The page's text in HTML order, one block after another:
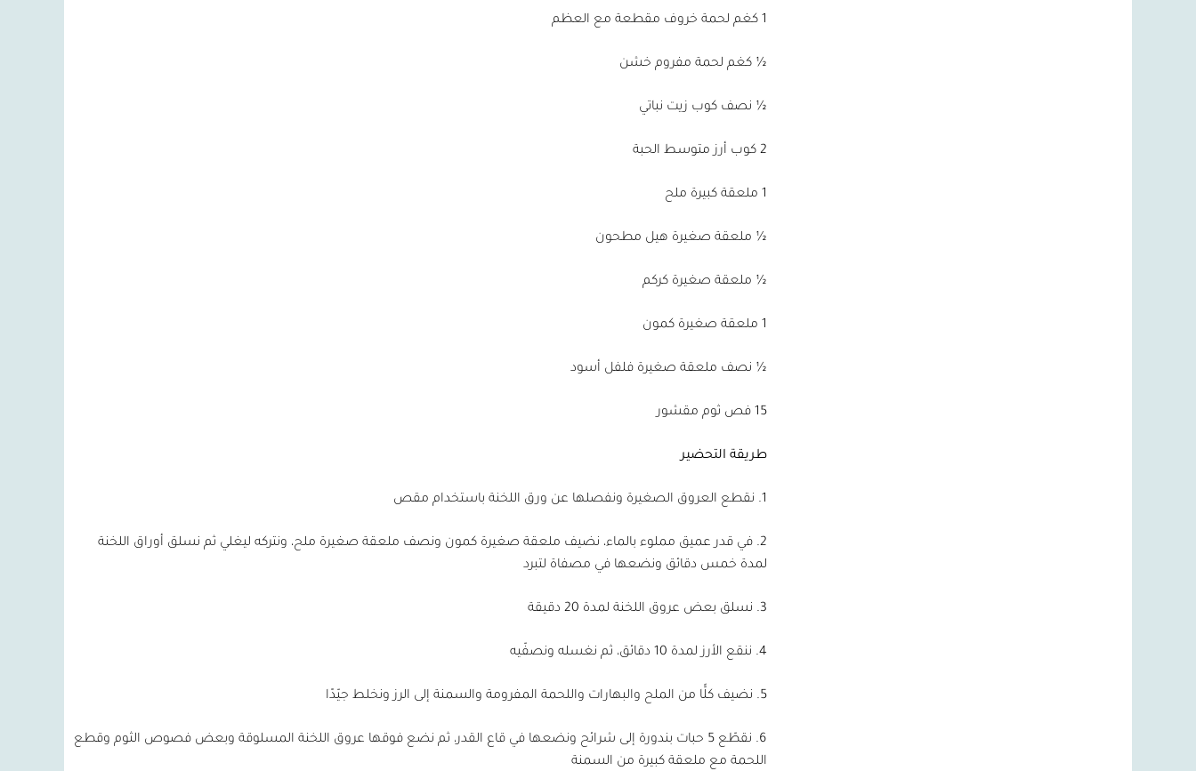
1 كغم لحمة خروف مقطعة مع العظم
½ كغم لحمة مفروم خشن
½ نصف كوب زيت نباتي
2 كوب أرز متوسط الحبة
1 ملعقة كبيرة ملح
½ ملعقة صغيرة هيل مطحون
½ ملعقة صغيرة كركم
1 ملعقة صغيرة كمون
½ نصف ملعقة صغيرة فلفل أسود
15 فص ثوم مقشور
طريقة التحضير
1. نقطع العروق الصغيرة ونفصلها عن ورق اللخنة باستخدام مقص
2. في قدر عميق مملوء بالماء، نضيف ملعقة صغيرة كمون ونصف ملعقة صغيرة ملح، ونتركه ليغلي ثم نسلق أوراق اللخنة
لمدة خمس دقائق ونضعها في مصفاة لتبرد
3. نسلق بعض عروق اللخنة لمدة 20 دقيقة
4. ننقع الأرز لمدة 10 دقائق، ثم نغسله ونصفّيه
5. نضيف كلًّا من الملح والبهارات واللحمة المفرومة والسمنة إلى الرز ونخلط جيّدًا
6. نقطّع 5 حبات بندورة إلى شرائح ونضعها في قاع القدر، ثم نضع فوقها عروق اللخنة المسلوقة وبعض فصوص الثوم وقطع
اللحمة مع ملعقة كبيرة من السمنة